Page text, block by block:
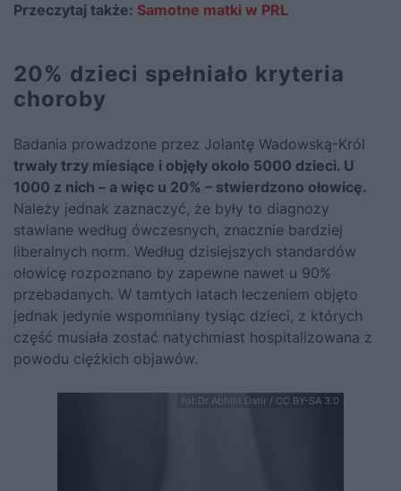
Przeczytaj także: Samotne matki w PRL
20% dzieci spełniało kryteria
choroby
Badania prowadzone przez Jolantę Wadowską-Król
trwały trzy miesiące i objęły około 5000 dzieci. U
1000 z nich – a więc u 20% – stwierdzono ołowicę.
Należy jednak zaznaczyć, że były to diagnozy
stawiane według ówczesnych, znacznie bardziej
liberalnych norm. Według dzisiejszych standardów
ołowicę rozpoznano by zapewne nawet u 90%
przebadanych. W tamtych latach leczeniem objęto
jednak jedynie wspomniany tysiąc dzieci, z których
część musiała zostać natychmiast hospitalizowana z
powodu ciężkich objawów.
fot.Dr Abhijit Datir / CC BY-SA 3.0